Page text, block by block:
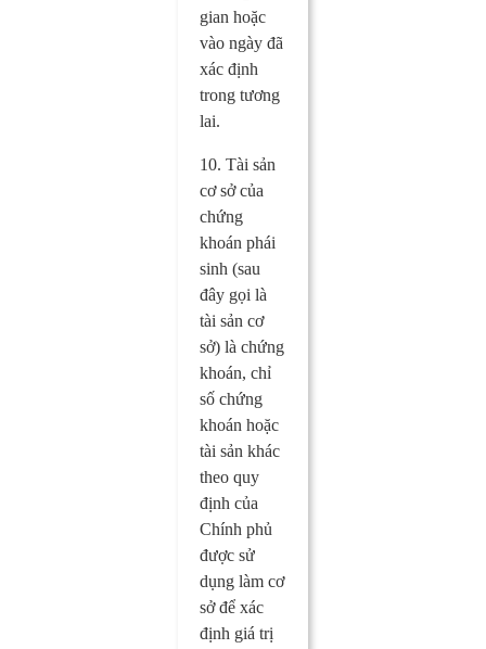
gian hoặc
vào ngày đã
xác định
trong tương
lai.
10. Tài sản
cơ sở của
chứng
khoán phái
sinh (sau
đây gọi là
tài sản cơ
sở) là chứng
khoán, chỉ
số chứng
khoán hoặc
tài sản khác
theo quy
định của
Chính phủ
được sử
dụng làm cơ
sở để xác
định giá trị